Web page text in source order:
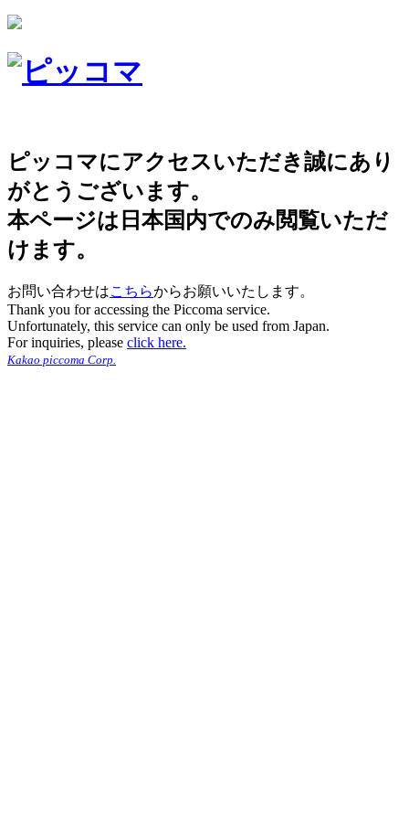
ピッコマにアクセスいただき誠にあり
がとうございます。
本ページは日本国内でのみ閲覧いただ
けます。
お問い合わせはこちらからお願いいたします。
Thank you for accessing the Piccoma service.
Unfortunately, this service can only be used from Japan.
For inquiries, please click here.
Kakao piccoma Corp.